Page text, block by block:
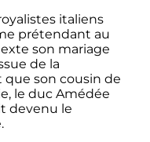
italiens
prétendant au
son mariage
de la
que son cousin de
le duc Amédée
devenu le